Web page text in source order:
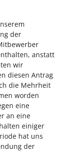
der
anstatt
wir
diesen Antrag
die Mehrheit
worden
eine
an eine
einiger
hat uns
der